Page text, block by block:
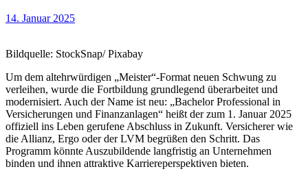
14. Januar 2025
Bildquelle: StockSnap/ Pixabay
Um dem altehrwürdigen „Meister“-Format neuen Schwung zu
verleihen, wurde die Fortbildung grundlegend überarbeitet und
modernisiert. Auch der Name ist neu: „Bachelor Professional in
Versicherungen und Finanzanlagen“ heißt der zum 1. Januar 2025
offiziell ins Leben gerufene Abschluss in Zukunft. Versicherer wie
die Allianz, Ergo oder der LVM begrüßen den Schritt. Das
Programm könnte Auszubildende langfristig an Unternehmen
binden und ihnen attraktive Karriereperspektiven bieten.